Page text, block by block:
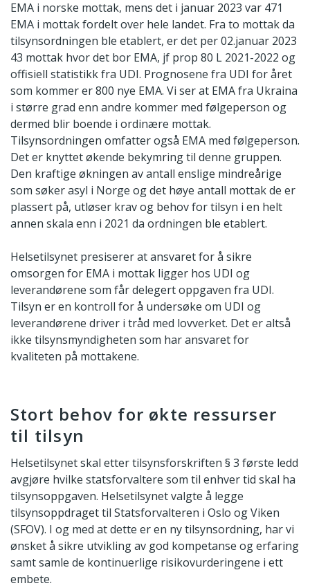
EMA i norske mottak, mens det i januar 2023 var 471
EMA i mottak fordelt over hele landet. Fra to mottak da
tilsynsordningen ble etablert, er det per 02.januar 2023
43 mottak hvor det bor EMA, jf prop 80 L 2021-2022 og
offisiell statistikk fra UDI. Prognosene fra UDI for året
som kommer er 800 nye EMA. Vi ser at EMA fra Ukraina
i større grad enn andre kommer med følgeperson og
dermed blir boende i ordinære mottak.
Tilsynsordningen omfatter også EMA med følgeperson.
Det er knyttet økende bekymring til denne gruppen.
Den kraftige økningen av antall enslige mindreårige
som søker asyl i Norge og det høye antall mottak de er
plassert på, utløser krav og behov for tilsyn i en helt
annen skala enn i 2021 da ordningen ble etablert.
Helsetilsynet presiserer at ansvaret for å sikre
omsorgen for EMA i mottak ligger hos UDI og
leverandørene som får delegert oppgaven fra UDI.
Tilsyn er en kontroll for å undersøke om UDI og
leverandørene driver i tråd med lovverket. Det er altså
ikke tilsynsmyndigheten som har ansvaret for
kvaliteten på mottakene.
Stort behov for økte ressurser
til tilsyn
Helsetilsynet skal etter tilsynsforskriften § 3 første ledd
avgjøre hvilke statsforvaltere som til enhver tid skal ha
tilsynsoppgaven. Helsetilsynet valgte å legge
tilsynsoppdraget til Statsforvalteren i Oslo og Viken
(SFOV). I og med at dette er en ny tilsynsordning, har vi
ønsket å sikre utvikling av god kompetanse og erfaring
samt samle de kontinuerlige risikovurderingene i ett
embete.